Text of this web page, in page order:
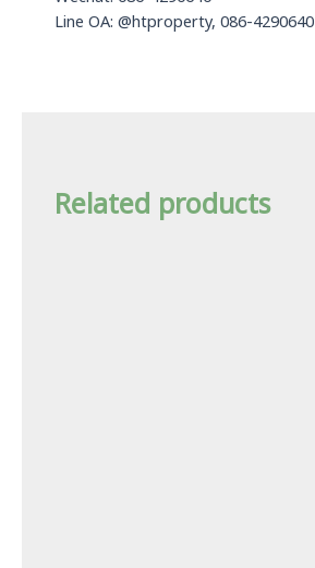
Line OA: @htproperty, 086-4290640
Related products